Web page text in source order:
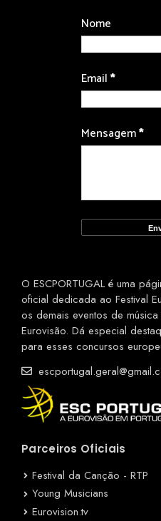
Nome
Email*
Mensagem*
O ESCPORTUGAL é uma
oficial dedicada ao Festival
os demais eventos de
Eurovisão. Dá especial
para esses concursos
Parceiros Oficiais
Festival da Canção - RTP
Young Musicians
Eurovision.tv